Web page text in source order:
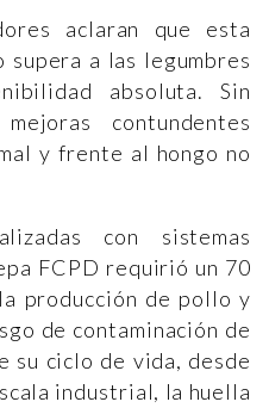
aclaran que esta
a las legumbres
absoluta. Sin
contundentes
y frente al hongo no
con sistemas
FCPD requirió un 70
producción de pollo y
de contaminación de
su ciclo de vida, desde
industrial, la huella